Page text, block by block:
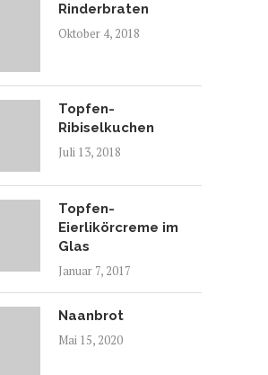
Rinderbraten
Oktober 4, 2018
Topfen-
Ribiselkuchen
Juli 13, 2018
Topfen-
Eierlikörcreme im
Glas
Januar 7, 2017
Naanbrot
Mai 15, 2020